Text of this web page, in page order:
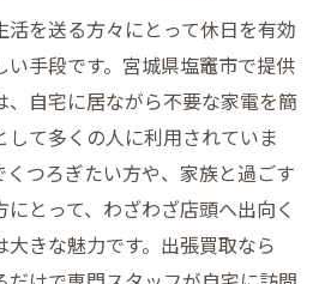
活を送る方々にとって休日を有効
い手段です。宮城県塩竈市で提供
、自宅に居ながら不要な家電を簡
て多くの人に利用されていま
つろぎたい方や、家族と過ごす
とって、わざわざ店頭へ出向く
きな魅力です。出張買取なら